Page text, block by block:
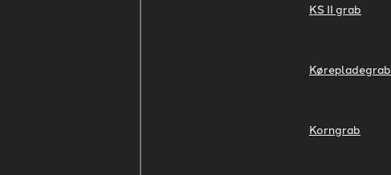
KS II grab
Kørepladegrab
Korngrab